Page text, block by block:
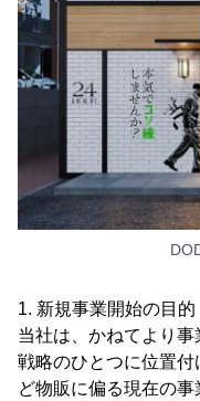
1. 新規事業開始の目的
当社は、かねてより
戦略のひとつに位置
ど物販に偏る現在の